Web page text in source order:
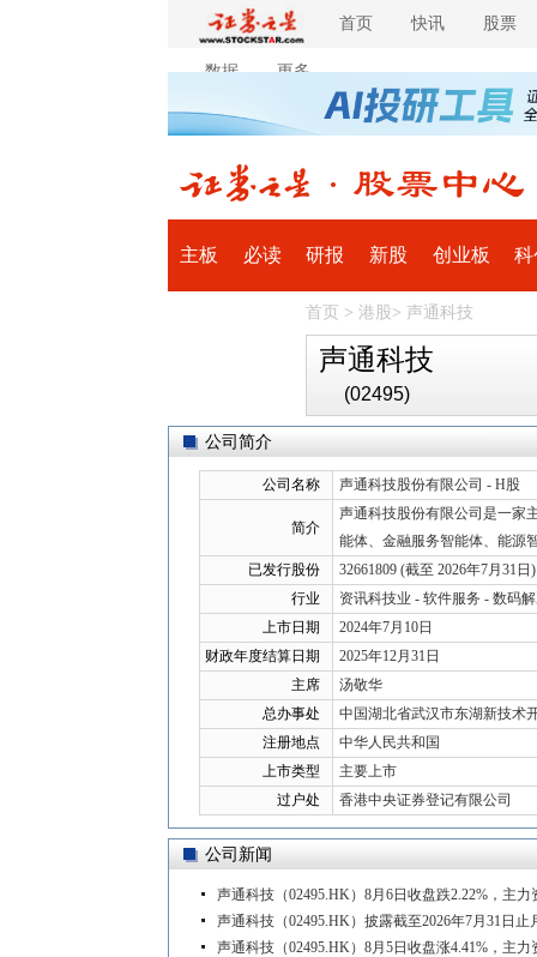
首页 快讯 股票
数据 更多
主板 必读 研报 新股 创业板
首页 >港股> 声通科技
声通科技
(02495)
公司简介
公司名称 声通科技股份有限公司 - H股
简介
声通科技股份有限公司是一家
能体、金融服务智能体、能源
已发行股份
32661809 (截至 2026年7月31日)
行业
资讯科技业 - 软件服务 - 数码
上市日期
2024年7月10日
财政年度结算日期
2025年12月31日
主席
汤敬华
总办事处
中国湖北省武汉市东湖新技术
注册地点
中华人民共和国
上市类型
主要上市
过户处
香港中央证券登记有限公司
公司新闻
声通科技（02495.HK）8月6日收盘跌2.22%，主力
声通科技（02495.HK）披露截至2026年7月31日
声通科技（02495.HK）8月5日收盘涨4.41%，主力